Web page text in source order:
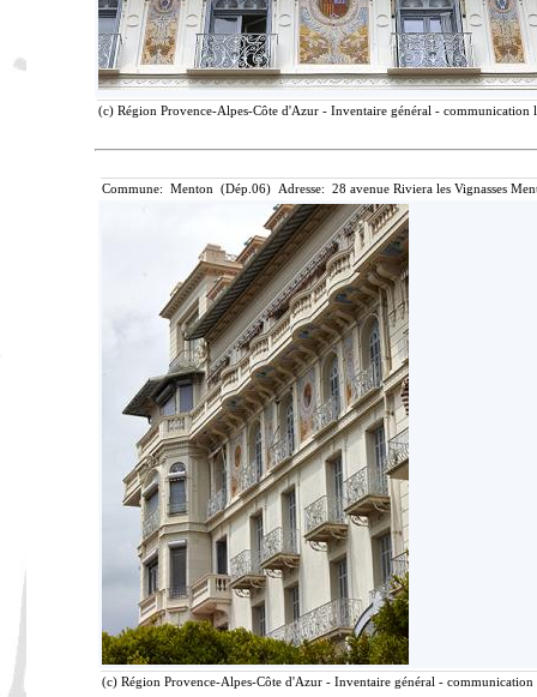
(c) Région Provence-Alpes-Côte d'Azur - Inventaire général -
Commune: Menton (Dép.06) Adresse: 28 avenue Riviera les Vignasses
(c) Région Provence-Alpes-Côte d'Azur - Inventaire général -